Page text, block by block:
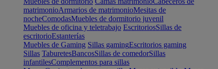
matrimonioArmarios de matrimonioMesitas de
nocheComodasMuebles de dormitorio juvenil
Muebles de oficina y teletrabajo EscritoriosSillas de
escritorioEstanterías
Muebles de Gaming Sillas gamingEscritorios gaming
Sillas TaburetesBancosSillas de comedorSillas
infantilesComplementos para sillas